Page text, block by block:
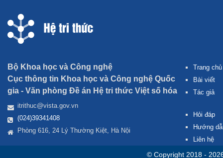
Bộ Khoa học và Công nghệ
Cục thông tin Khoa học và Công nghệ Quốc
gia - Văn phòng Đề án Hệ tri thức Việt số hóa
itrithuc@vista.gov.vn
(024)39341408
Phòng 616, 24 Lý Thường Kiệt, Hà Nội
Trang chủ
Bài viết
Tác giả
Hỏi đáp
Hướng
Liên hệ
© Copyright 2018 -